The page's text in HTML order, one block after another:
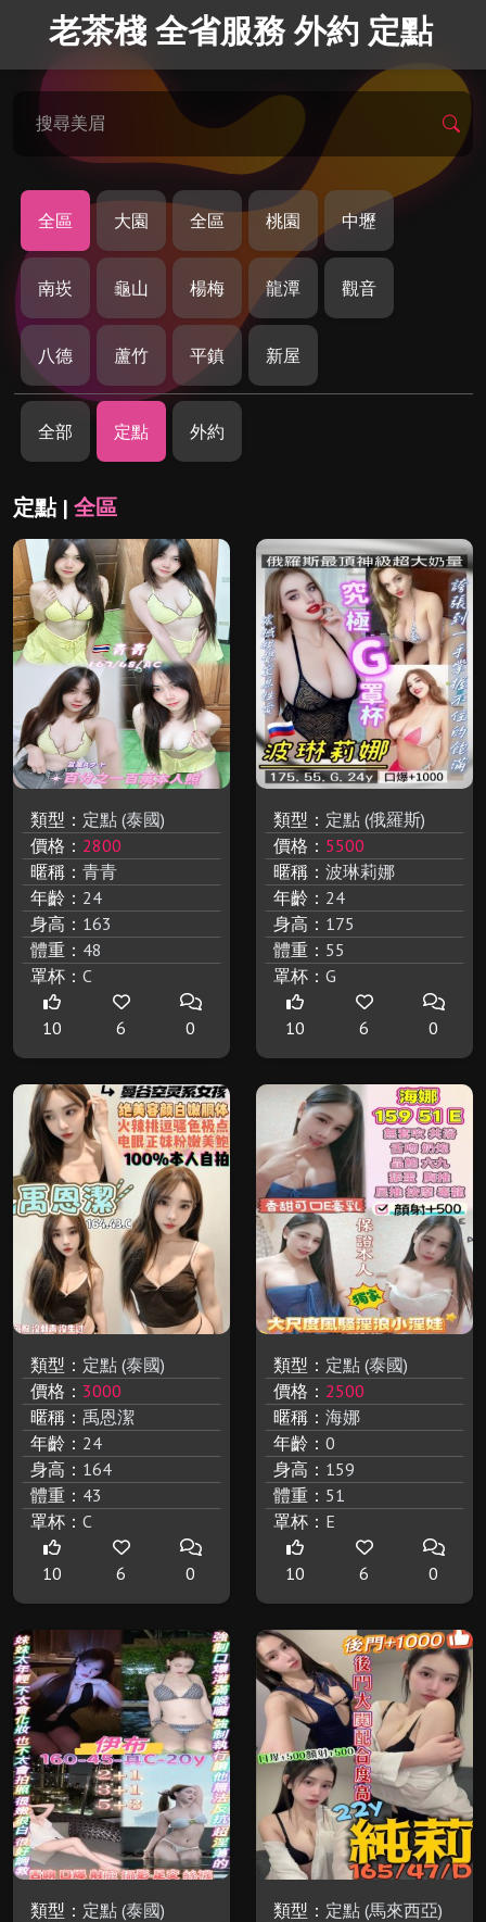
老茶棧 全省服務 外約 定點
搜尋美眉
全區 大園 全區 桃園 中壢
南崁 龜山 楊梅 龍潭 觀音
八德 蘆竹 平鎮 新屋
全部 定點 外約
定點 | 全區
類型： 定點 (泰國)
價格： 2800
暱稱： 青青
年齡： 24
身高： 163
體重： 48
罩杯： C
10 6 0
類型： 定點 (俄羅斯)
價格： 5500
暱稱： 波琳莉娜
年齡： 24
身高： 175
體重： 55
罩杯： G
10 6 0
類型： 定點 (泰國)
價格： 3000
暱稱： 禹恩潔
年齡： 24
身高： 164
體重： 43
罩杯： C
10 6 0
類型： 定點 (泰國)
價格： 2500
暱稱： 海娜
年齡： 0
身高： 159
體重： 51
罩杯： E
10 6 0
類型： 定點 (泰國)
類型： 定點 (馬來西亞)